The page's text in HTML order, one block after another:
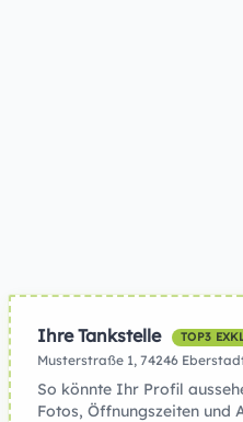
Ihre Tankstelle TOP3
Musterstraße 1, 74246
So könnte Ihr Profil
Fotos, Öffnungszeiten und